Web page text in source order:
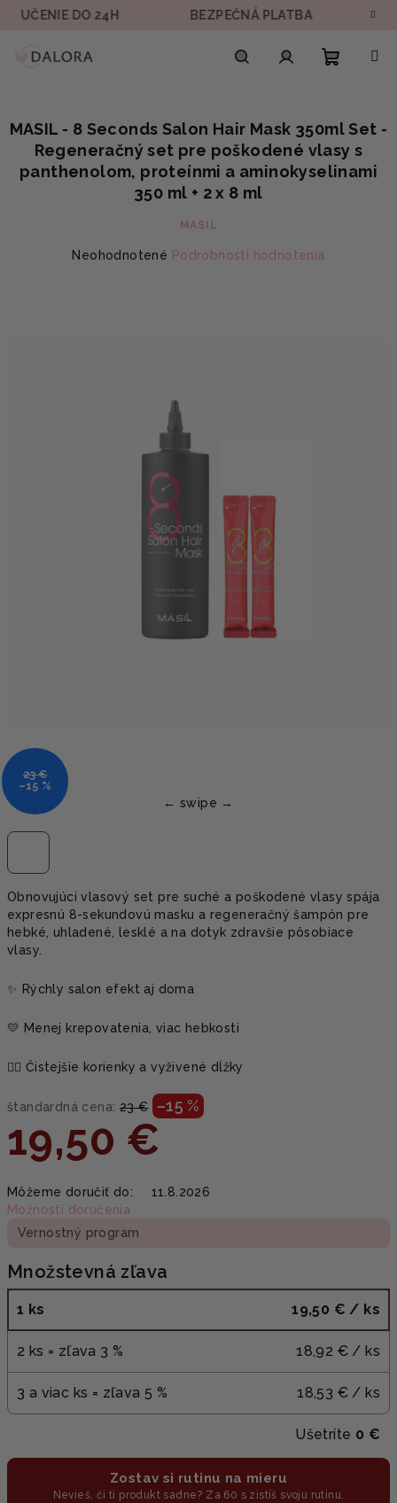
Prejsť
DO 24H BEZPEČNÁ PLATBA
košík
Obnovujúci vlasový set pre suché a poškodené vlasy spája
expresnú 8-sekundovú masku a regeneračný šampón pre
hebké, uhladené, lesklé a na dotyk zdravšie pôsobiace
vlasy.
✨ Rýchly salon efekt aj doma
💛 Menej krepovatenia, viac hebkosti
💆‍♀️ Čistejšie korienky a vyživené dĺžky
štandardná cena: 23 € –15 %
19,50 €
cena:
Môžeme doručiť do:
11.8.2026
Možnosti doručenia
Vernostný program
Množstevná zľava
1 ks 19,50 € / ks
2 ks = zľava 3 % 18,92 € / ks
3 a viac ks = zľava 5 % 18,53 € / ks
Ušetríte 0 €
Zostav si rutinu na mieru
Nevieš, či ti produkt sadne? Za 60 s zistíš svoju rutinu.
MASIL - 8 Seconds Salon Hair Mask 350ml Set -
Regeneračný set pre poškodené vlasy s
panthenolom, proteínmi a aminokyselinami
350 ml + 2 x 8 ml
MASIL
Priemerné
Neohodnotené Podrobnosti hodnotenia
23 €
–15 %